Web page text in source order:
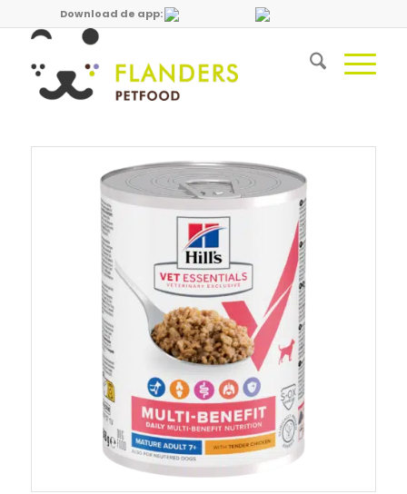
Download de app: